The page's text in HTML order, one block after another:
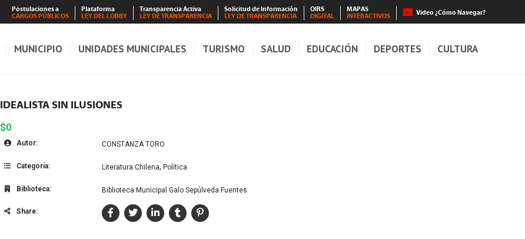
Postulaciones a
CARGOS PÚBLICOS
Plataforma
LEY DEL LOBBY
Transparencia Activa
LEY DE TRANSPARENCIA
Solicitud de Información
LEY DE TRANSPARENCIA
OIRS
DIGITAL
MAPAS
INTERACTIVOS
Video ¿Cómo Navegar?
MUNICIPIO UNIDADES MUNICIPALES TURISMO SALUD EDUCACIÓN DEPORTES CULTURA
IDEALISTA SIN ILUSIONES
$0
Autor: CONSTANZA TORO
Categoría: Literatura Chilena, Política
Biblioteca: Biblioteca Municipal Galo Sepúlveda Fuentes
Share: